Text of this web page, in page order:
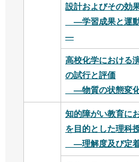
設計およびその効
―学習成果と運
―
高校化学における
の試行と評価
―物質の状態変
知的障がい教育に
を目的とした理科
―理解度及び定